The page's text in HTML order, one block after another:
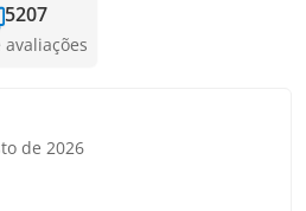
5207
de 2026